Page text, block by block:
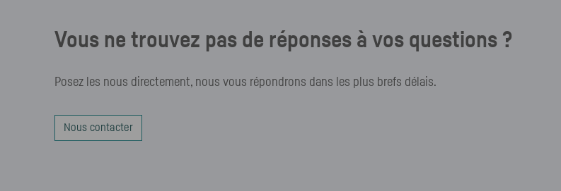
Vous ne trouvez pas de réponses à vos questions ?
Posez les nous directement, nous vous répondrons dans les plus brefs délais.
Nous contacter